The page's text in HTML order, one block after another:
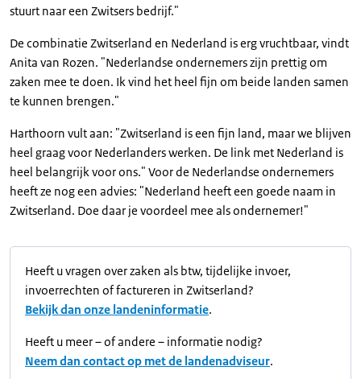
stuurt naar een Zwitsers bedrijf."
De combinatie Zwitserland en Nederland is erg vruchtbaar, vindt
Anita van Rozen. "Nederlandse ondernemers zijn prettig om
zaken mee te doen. Ik vind het heel fijn om beide landen samen
te kunnen brengen."
Harthoorn vult aan: "Zwitserland is een fijn land, maar we blijven
heel graag voor Nederlanders werken. De link met Nederland is
heel belangrijk voor ons." Voor de Nederlandse ondernemers
heeft ze nog een advies: "Nederland heeft een goede naam in
Zwitserland. Doe daar je voordeel mee als ondernemer!"
Heeft u vragen over zaken als btw, tijdelijke invoer,
invoerrechten of factureren in Zwitserland?
Bekijk dan onze landeninformatie.
Heeft u meer – of andere – informatie nodig?
Neem dan contact op met de landenadviseur.